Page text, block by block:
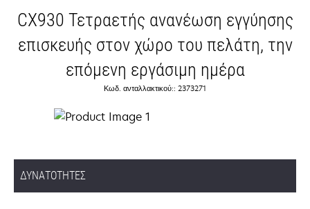
CX930 Τετραετής ανανέωση εγγύησης
επισκευής στον χώρο του πελάτη, την
επόμενη εργάσιμη ημέρα
Κωδ. ανταλλακτικού:: 2373271
ΔΥΝΑΤΌΤΗΤΕΣ